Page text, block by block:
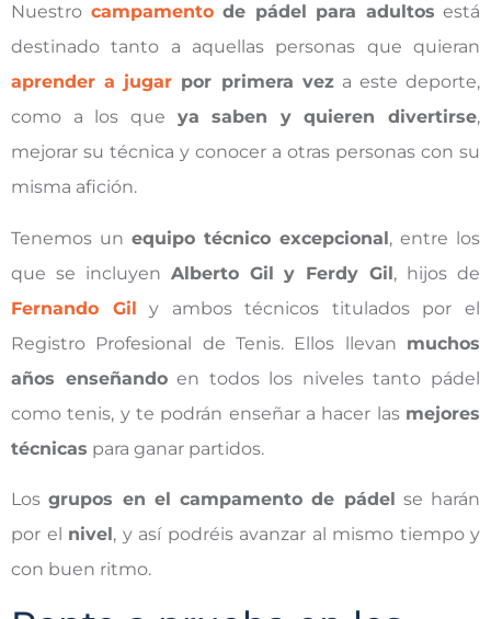
Nuestro campamentode pádel para adultos está
destinado tanto a aquellas personas que quieran
aprender a jugar por primera veza este deporte,
como a los que ya saben y quieren divertirse,
mejorar su técnica y conocer a otras personas con su
misma afición.
Tenemos un equipo técnico excepcional, entre los
que se incluyen Alberto Gil y Ferdy Gil, hijos de
Fernando Gil y ambos técnicos titulados por el
Registro Profesional de Tenis. Ellos llevan muchos
años enseñandoen todos los niveles tanto pádel
como tenis, y te podrán enseñar a hacer las mejores
técnicas para ganar partidos.
Losgrupos en el campamento de pádel
se harán
por el nivel , y así podréis avanzar al mismo tiempo y
con buen ritmo.